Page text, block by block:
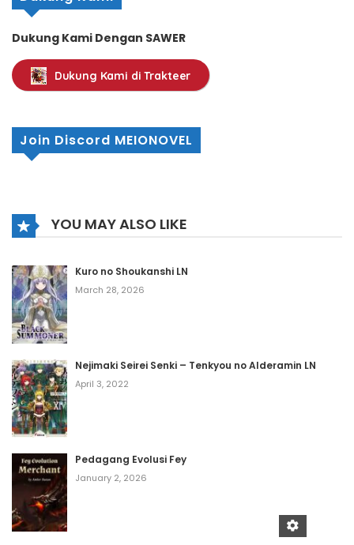
Dukung Kami Dengan SAWER
Dukung Kami di Trakteer
Join Discord MEIONOVEL
YOU MAY ALSO LIKE
Kuro no Shoukanshi LN
March 28, 2026
Nejimaki Seirei Senki – Tenkyou no Alderamin LN
April 3, 2022
Pedagang Evolusi Fey
January 2, 2026